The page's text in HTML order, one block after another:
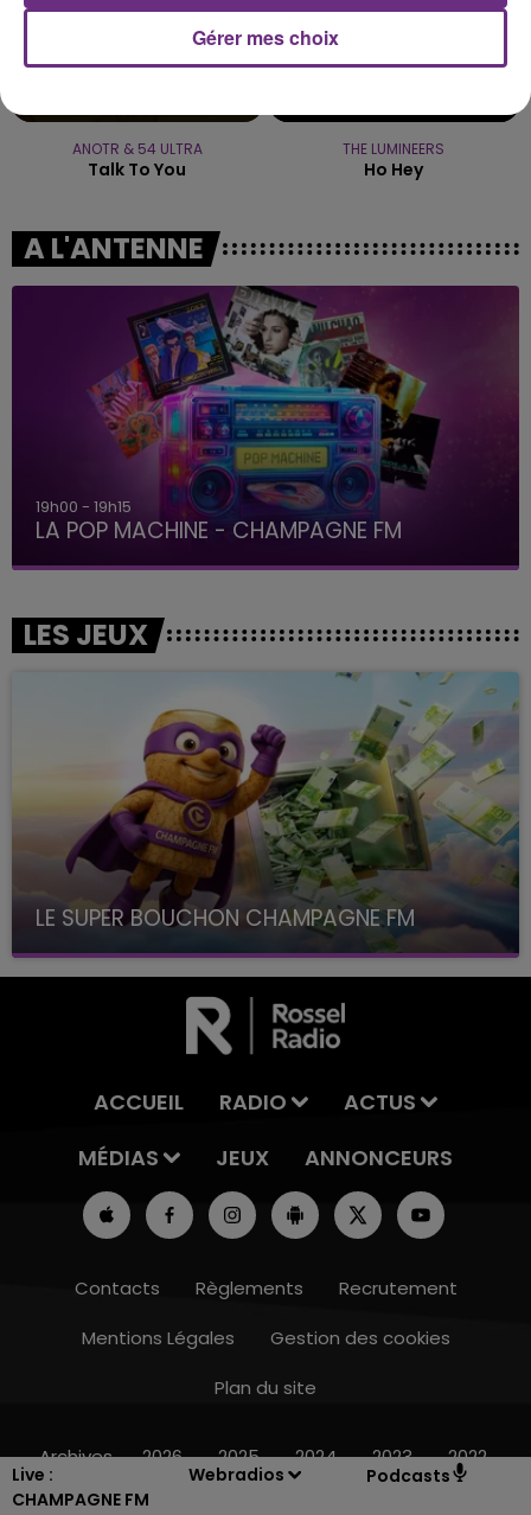
Live :
CHAMPAGNE FM
Webradios Podcasts
15h00 - 19h00
ANOTR & 54 ULTRA
Talk To You
THE LUMINEERS
Ho Hey
A L'ANTENNE
19h00 - 19h15
LA POP MACHINE - CHAMPAGNE FM
LES JEUX
LE SUPER BOUCHON CHAMPAGNE FM
avec La Famille Champagne FM, à 8H10
ACCUEIL RADIO
ACTUS
MÉDIAS
JEUX ANNONCEURS
Contacts Règlements
Recrutement
Mentions Légales
Gestion des cookies
Plan du site
Archives 2026 2025 2024 2023 2022
Gérer mes choix